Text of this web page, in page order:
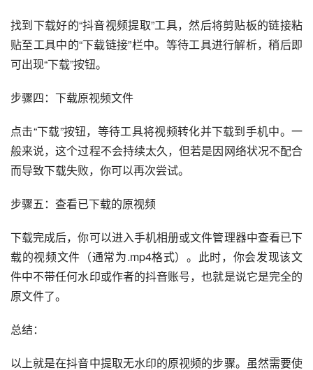
找到下载好的“抖音视频提取”工具，然后将剪贴板的链接粘
贴至工具中的“下载链接”栏中。等待工具进行解析，稍后即
可出现“下载”按钮。
步骤四：下载原视频文件
点击“下载”按钮，等待工具将视频转化并下载到手机中。一
般来说，这个过程不会持续太久，但若是因网络状况不配合
而导致下载失败，你可以再次尝试。
步骤五：查看已下载的原视频
下载完成后，你可以进入手机相册或文件管理器中查看已下
载的视频文件（通常为.mp4格式）。此时，你会发现该文
件中不带任何水印或作者的抖音账号，也就是说它是完全的
原文件了。
总结：
以上就是在抖音中提取无水印的原视频的步骤。虽然需要使